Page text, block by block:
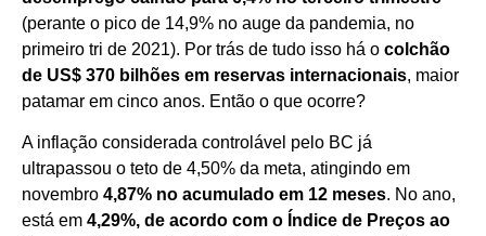
(perante o pico de 14,9% no auge da pandemia, no
primeiro tri de 2021). Por trás de tudo isso há o colchão
de US$ 370 bilhões em reservas internacionais, maior
patamar em cinco anos. Então o que ocorre?
A inflação considerada controlável pelo BC já
ultrapassou o teto de 4,50% da meta, atingindo em
novembro 4,87% no acumulado em 12 meses. No ano,
está em 4,29%, de acordo com o Índice de Preços ao